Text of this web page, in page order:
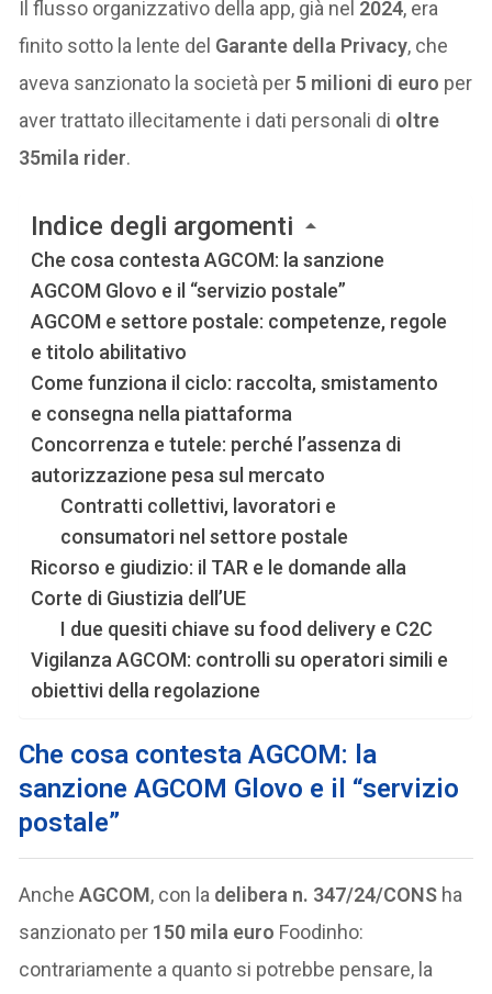
Il flusso organizzativo della app, già nel 2024, era
finito sotto la lente del Garante della Privacy, che
aveva sanzionato la società per 5 milioni di euro per
aver trattato illecitamente i dati personali di oltre
35mila rider.
Indice degli argomenti
Che cosa contesta AGCOM: la sanzione
AGCOM Glovo e il “servizio postale”
AGCOM e settore postale: competenze, regole
e titolo abilitativo
Come funziona il ciclo: raccolta, smistamento
e consegna nella piattaforma
Concorrenza e tutele: perché l’assenza di
autorizzazione pesa sul mercato
Contratti collettivi, lavoratori e
consumatori nel settore postale
Ricorso e giudizio: il TAR e le domande alla
Corte di Giustizia dell’UE
I due quesiti chiave su food delivery e C2C
Vigilanza AGCOM: controlli su operatori simili e
obiettivi della regolazione
Che cosa contesta AGCOM: la
sanzione AGCOM Glovo e il “servizio
postale”
AncheAGCOM, con la delibera n. 347/24/CONS ha
sanzionato per 150 mila euro Foodinho:
contrariamente a quanto si potrebbe pensare, la